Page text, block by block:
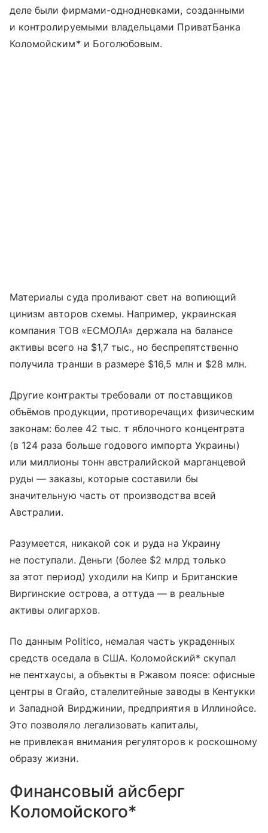
деле были фирмами-однодневками, созданными
и контролируемыми владельцами ПриватБанка
Коломойским* и Боголюбовым.
Материалы суда проливают свет на вопиющий
цинизм авторов схемы. Например, украинская
компания ТОВ «ЕСМОЛА» держала на балансе
активы всего на $1,7 тыс., но беспрепятственно
получила транши в размере $16,5 млн и $28 млн.
Другие контракты требовали от поставщиков
объёмов продукции, противоречащих физическим
законам: более 42 тыс. т яблочного концентрата
(в 124 раза больше годового импорта Украины)
или миллионы тонн австралийской марганцевой
руды — заказы, которые составили бы
значительную часть от производства всей
Австралии.
Разумеется, никакой сок и руда на Украину
не поступали. Деньги (более $2 млрд только
за этот период) уходили на Кипр и Британские
Виргинские острова, а оттуда — в реальные
активы олигархов.
По данным Politico, немалая часть украденных
средств оседала в США. Коломойский* скупал
не пентхаусы, а объекты в Ржавом поясе: офисные
центры в Огайо, сталелитейные заводы в Кентукки
и Западной Вирджинии, предприятия в Иллинойсе.
Это позволяло легализовать капиталы,
не привлекая внимания регуляторов к роскошному
образу жизни.
Финансовый айсберг
Коломойского*